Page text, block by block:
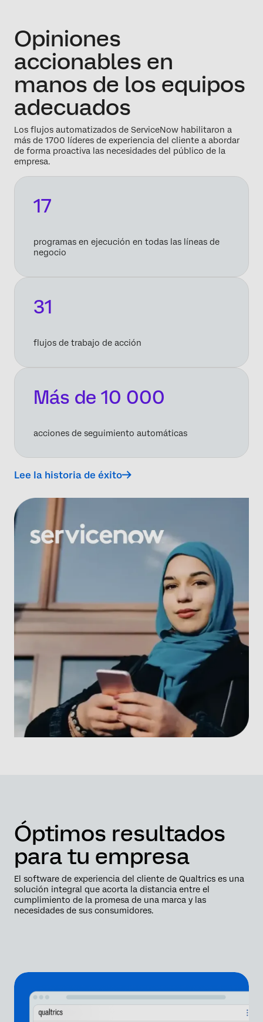
Opiniones
accionables en
manos de los equipos
adecuados
Los flujos automatizados de ServiceNow habilitaron a
más de 1700 líderes de experiencia del cliente a abordar
de forma proactiva las necesidades del público de la
empresa.
17
programas en ejecución en todas las líneas de
negocio
31
flujos de trabajo de acción
Más de 10 000
acciones de seguimiento automáticas
Lee la historia de éxito
Óptimos resultados
para tu empresa
El software de experiencia del cliente de Qualtrics es una
solución integral que acorta la distancia entre el
cumplimiento de la promesa de una marca y las
necesidades de sus consumidores.